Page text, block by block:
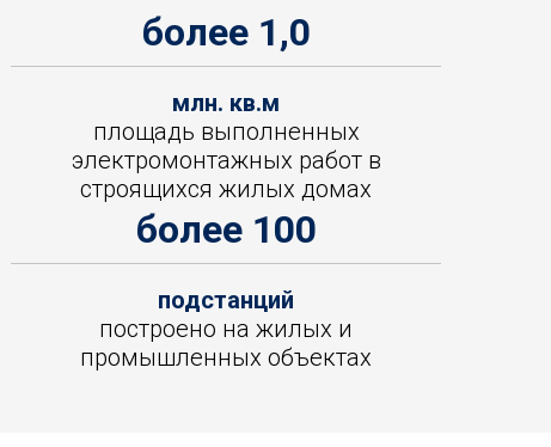
более 1,0
млн. кв.м
площадь выполненных
электромонтажных работ в
строящихся жилых домах
более 100
подстанций
построено на жилых и
промышленных объектах